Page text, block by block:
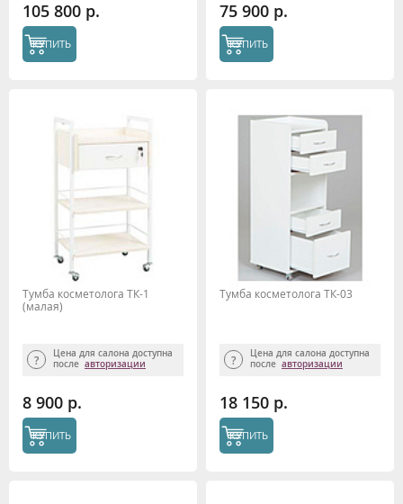
105 800 р.
КУПИТЬ
75 900 р.
КУПИТЬ
Тумба косметолога ТК-1
(малая)
Цена для салона доступна
после авторизации
8 900 р.
КУПИТЬ
Тумба косметолога ТК-03
Цена для салона доступна
после авторизации
18 150 р.
КУПИТЬ